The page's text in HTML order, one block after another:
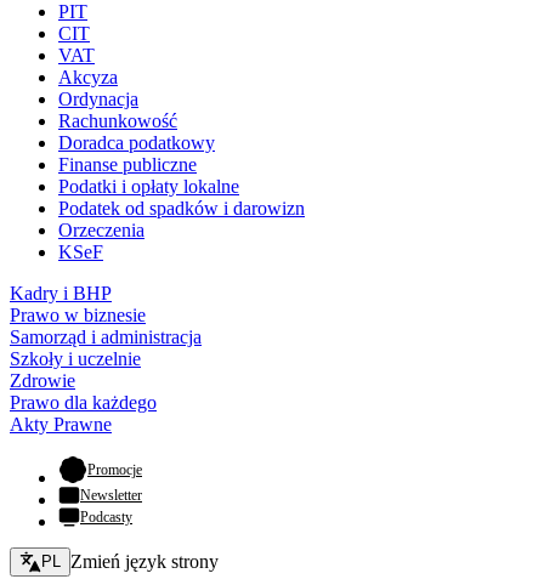
PIT
CIT
VAT
Akcyza
Ordynacja
Rachunkowość
Doradca podatkowy
Finanse publiczne
Podatki i opłaty lokalne
Podatek od spadków i darowizn
Orzeczenia
KSeF
Kadry i BHP
Prawo w biznesie
Samorząd i administracja
Szkoły i uczelnie
Zdrowie
Prawo dla każdego
Akty Prawne
Promocje- otwiera się w nowej karcie
Newsletter
Podcasty
Zmień język - bieżący:
PL Zmień język strony